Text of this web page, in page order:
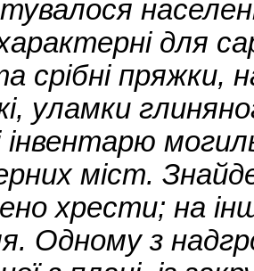
для
срібні пряжки,
уламки
інвентарю
міст.
хрести; на
Одному з